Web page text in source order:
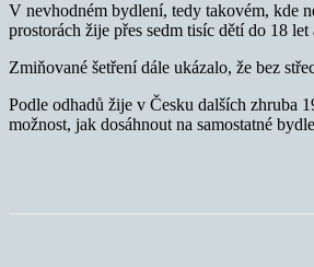
V nevhodném bydlení, tedy takovém, kde
prostorách žije přes sedm tisíc dětí do 18
Zmiňované šetření dále ukázalo, že bez
Podle odhadů žije v Česku dalších zhruba
možnost, jak dosáhnout na samostatné